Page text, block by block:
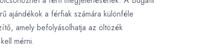
ajándékok a férfiak számára különféle
amely befolyásolhatja az öltözék
mérni.